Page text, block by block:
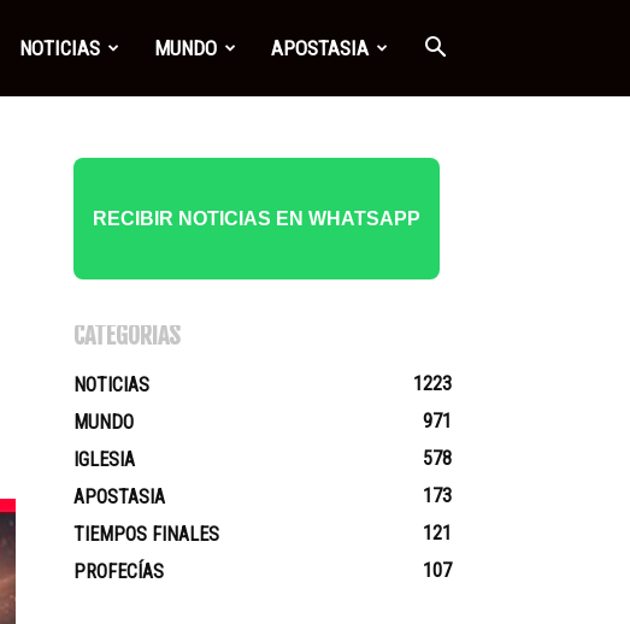
NOTICIAS MUNDO APOSTASIA
RECIBIR NOTICIAS EN WHATSAPP
CATEGORÍAS
NOTICIAS
1223
MUNDO
971
IGLESIA
578
APOSTASIA
173
TIEMPOS FINALES
121
PROFECÍAS
107